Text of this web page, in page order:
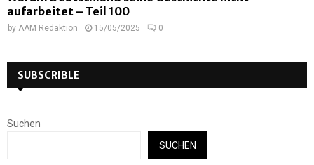
aufarbeitet – Teil 100
by AAM Redaktion 15/05/2025 0
SUBSCRIBLE
Suchen
SUCHEN